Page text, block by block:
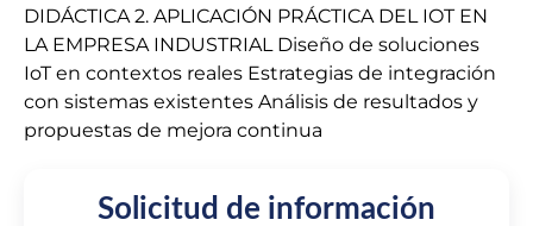
DIDÁCTICA 2. APLICACIÓN PRÁCTICA DEL IOT EN
LA EMPRESA INDUSTRIAL Diseño de soluciones
IoT en contextos reales Estrategias de integración
con sistemas existentes Análisis de resultados y
propuestas de mejora continua
Solicitud de información